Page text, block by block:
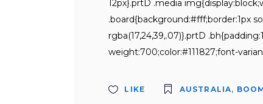
12px}.prtD .media
.board{background:#fff;border:1px
rgba(17,24,39,.07)}.prtD
weight:700;color:#111827;font-
LIKE AUSTRALIA,